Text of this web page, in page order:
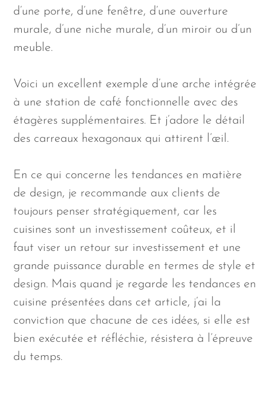
d’une porte, d’une fenêtre, d’une ouverture
murale, d’une niche murale, d’un miroir ou d’un
meuble.
Voici un excellent exemple d’une arche intégrée
à une station de café fonctionnelle avec des
étagères supplémentaires. Et j’adore le détail
des carreaux hexagonaux qui attirent l’œil.
En ce qui concerne les tendances en matière
de design, je recommande aux clients de
toujours penser stratégiquement, car les
cuisines sont un investissement coûteux, et il
faut viser un retour sur investissement et une
grande puissance durable en termes de style et
design. Mais quand je regarde les tendances en
cuisine présentées dans cet article, j’ai la
conviction que chacune de ces idées, si elle est
bien exécutée et réfléchie, résistera à l’épreuve
du temps.